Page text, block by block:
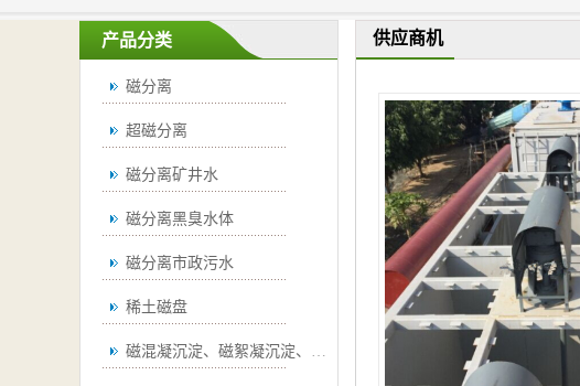
产品分类
磁分离
超磁分离
磁分离矿井水
磁分离黑臭水体
磁分离市政污水
稀土磁盘
磁混凝沉淀、磁絮凝沉淀、磁澄清
供应商机